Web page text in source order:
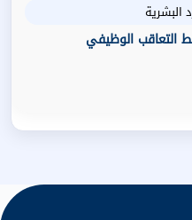
البشرية
التعاقب الوظيفي